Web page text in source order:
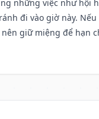
những việc như hội
đi vào giờ này.
giữ miệng để hạn